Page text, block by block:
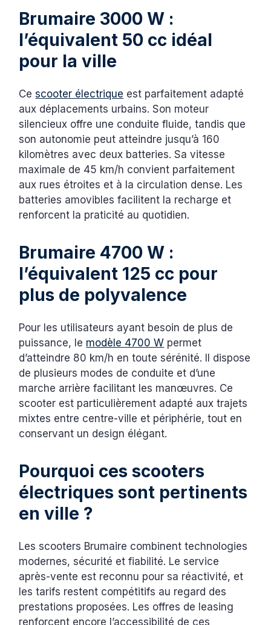
Brumaire 3000 W :
l’équivalent 50 cc idéal
pour la ville
Cescooter électrique est parfaitement adapté
aux déplacements urbains. Son moteur
silencieux offre une conduite fluide, tandis que
son autonomie peut atteindre jusqu’à 160
kilomètres avec deux batteries. Sa vitesse
maximale de 45 km/h convient parfaitement
aux rues étroites et à la circulation dense. Les
batteries amovibles facilitent la recharge et
renforcent la praticité au quotidien.
Brumaire 4700 W :
l’équivalent 125 cc pour
plus de polyvalence
Pour les utilisateurs ayant besoin de plus de
puissance, le modèle 4700 W permet
d’atteindre 80 km/h en toute sérénité. Il dispose
de plusieurs modes de conduite et d’une
marche arrière facilitant les manœuvres. Ce
scooter est particulièrement adapté aux trajets
mixtes entre centre-ville et périphérie, tout en
conservant un design élégant.
Pourquoi ces scooters
électriques sont pertinents
en ville ?
Les scooters Brumaire combinent technologies
modernes, sécurité et fiabilité. Le service
après-vente est reconnu pour sa réactivité, et
les tarifs restent compétitifs au regard des
prestations proposées. Les offres de leasing
renforcent encore l’accessibilité de ces